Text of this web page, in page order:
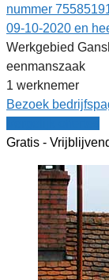
nummer
09-10-2020 en
Werkgebied
eenmanszaak
1 werknemer
Bezoek
Gratis -